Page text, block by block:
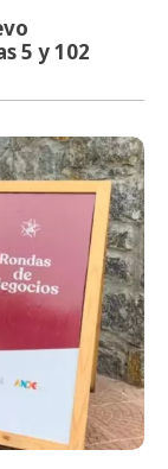
5 y 102